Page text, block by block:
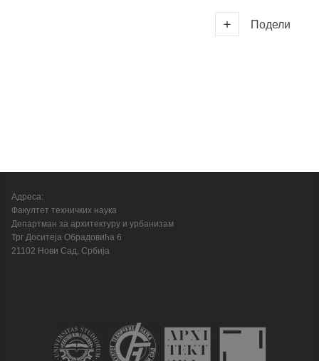
Подели
Адреса:
Факултет техничких наука
Департман за архитектуру и урбанизам
Трг Доситеја Обрадовића 6
21102 Нови Сад, Србија